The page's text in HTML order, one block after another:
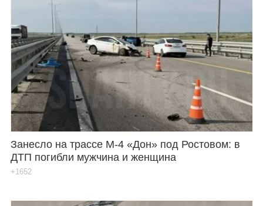
Занесло на трассе М-4 «Дон» под Ростовом: в
ДТП погибли мужчина и женщина
+1652